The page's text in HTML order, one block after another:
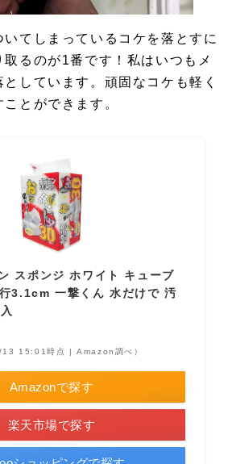
てしまっているコケを落とすに
るのが1番です！私はいつもメ
しています。頑固なコケも軽く
とができます。
スポンジ ホワイト キューブ
3.1cm 一撃くん 水だけで 汚
13 15:01時点 | Amazon調べ）
Amazonで探す
楽天市場で探す